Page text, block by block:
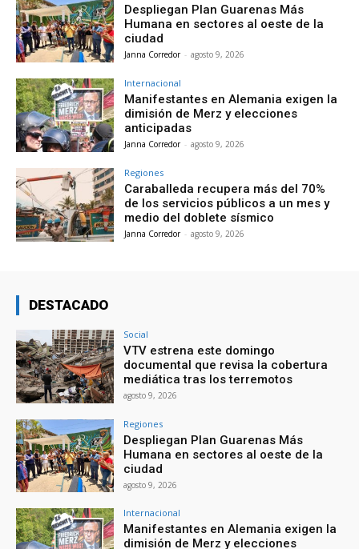
Despliegan Plan Guarenas Más
Humana en sectores al oeste de la
ciudad
Janna Corredor - agosto 9, 2026
Internacional
Manifestantes en Alemania exigen la
dimisión de Merz y elecciones
anticipadas
Janna Corredor - agosto 9, 2026
Regiones
Caraballeda recupera más del 70%
de los servicios públicos a un mes y
medio del doblete sísmico
Janna Corredor - agosto 9, 2026
DESTACADO
Social
VTV estrena este domingo
documental que revisa la cobertura
mediática tras los terremotos
agosto 9, 2026
Regiones
Despliegan Plan Guarenas Más
Humana en sectores al oeste de la
ciudad
agosto 9, 2026
Internacional
Manifestantes en Alemania exigen la
dimisión de Merz y elecciones